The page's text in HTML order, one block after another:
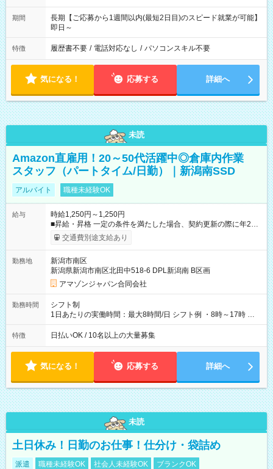
期間
長期【ご応募から1週間以内(最短2日目)のスピード就業が可能】
即日～
特徴 履歴書不要 / 電話対応なし / パソコンスキル不要
気になる！ 応募する 詳細へ
未読
Amazon直雇用！20～50代活躍中◎倉庫内作業
スタッフ（パートタイム/日勤）｜新潟南SSD
アルバイト 職種未経験OK
給与
時給1,250円～1,250円
■昇給・昇格 一定の条件を満たした場合、契約更新の際に年2回
まで昇給の機会があります。 ■正社員登用制度あり ※月末締/翌
月25日支払い ※時間外手当、別途支給 ※深夜割増賃金 (22:00～
☆Amazon直雇用で安定して働けます！ 【試用期間】試用期間
あり 試用期間の長さ：1週間 雇用形態、給与は本採用時と同じ
です。
交通費別途支給あり
勤務地
新潟市南区
新潟県新潟市南区北田中518-6 DPL新潟南 B区画
アマゾンジャパン合同会社
勤務時間
シフト制
1日あたりの実働時間：最大8時間/日 シフト例 ・8時～17時 ・
12時～21時
特徴 日払いOK / 10名以上の大量募集
気になる！ 応募する 詳細へ
未読
土日休み！日勤のお仕事！仕分け・袋詰め
派遣 職種未経験OK 社会人未経験OK
ブランクOK